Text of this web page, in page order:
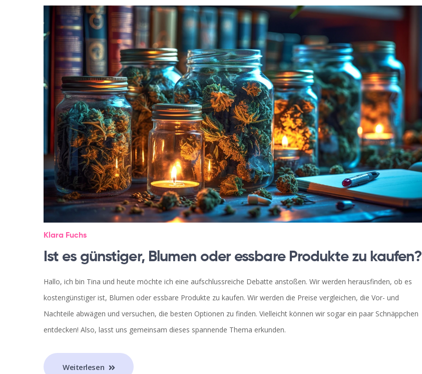
Klara Fuchs
Ist es günstiger, Blumen oder essbare Produkte zu kaufen?
Hallo, ich bin Tina und heute möchte ich eine aufschlussreiche Debatte anstoßen. Wir werden herausfinden, ob es
kostengünstiger ist, Blumen oder essbare Produkte zu kaufen. Wir werden die Preise vergleichen, die Vor- und
Nachteile abwägen und versuchen, die besten Optionen zu finden. Vielleicht können wir sogar ein paar Schnäppchen
entdecken! Also, lasst uns gemeinsam dieses spannende Thema erkunden.
Weiterlesen